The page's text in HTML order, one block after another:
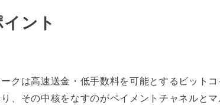
ント
クは高速送金・低手数料を可能とするビット
、その中核をなすのがペイメントチャネルと